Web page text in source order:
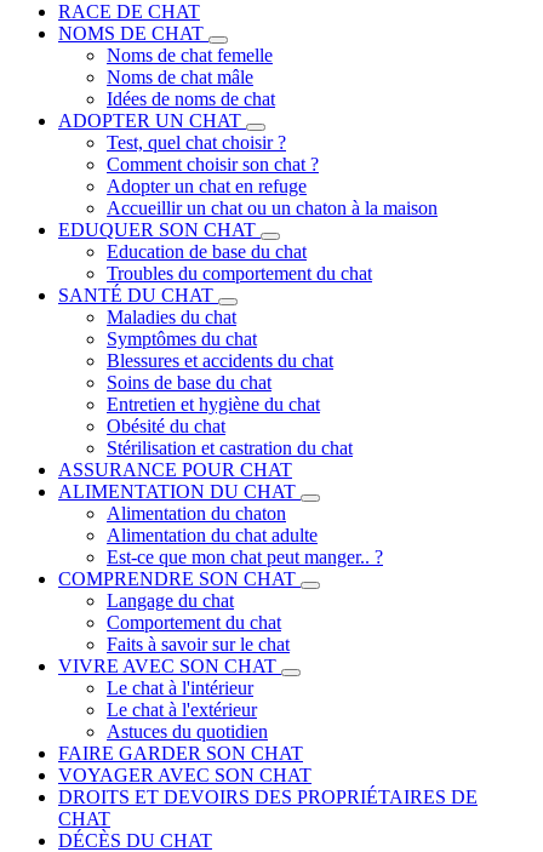
RACE DE CHAT
NOMS DE CHAT
Noms de chat femelle
Noms de chat mâle
Idées de noms de chat
ADOPTER UN CHAT
Test, quel chat choisir ?
Comment choisir son chat ?
Adopter un chat en refuge
Accueillir un chat ou un chaton à la maison
EDUQUER SON CHAT
Education de base du chat
Troubles du comportement du chat
SANTÉ DU CHAT
Maladies du chat
Symptômes du chat
Blessures et accidents du chat
Soins de base du chat
Entretien et hygiène du chat
Obésité du chat
Stérilisation et castration du chat
ASSURANCE POUR CHAT
ALIMENTATION DU CHAT
Alimentation du chaton
Alimentation du chat adulte
Est-ce que mon chat peut manger.. ?
COMPRENDRE SON CHAT
Langage du chat
Comportement du chat
Faits à savoir sur le chat
VIVRE AVEC SON CHAT
Le chat à l'intérieur
Le chat à l'extérieur
Astuces du quotidien
FAIRE GARDER SON CHAT
VOYAGER AVEC SON CHAT
DROITS ET DEVOIRS DES PROPRIÉTAIRES DE
CHAT
DÉCÈS DU CHAT